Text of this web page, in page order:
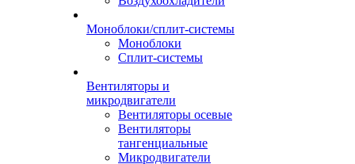
Моноблоки/сплит-системы
Моноблоки
Сплит-системы
Вентиляторы и
микродвигатели
Вентиляторы осевые
Вентиляторы
тангенциальные
Микродвигатели